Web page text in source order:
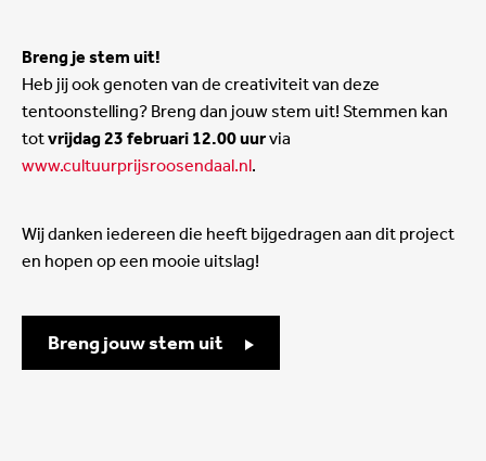
Breng je stem uit!
Heb jij ook genoten van de creativiteit van deze
tentoonstelling? Breng dan jouw stem uit! Stemmen kan
totvrijdag 23 februari 12.00 uurvia
www.cultuurprijsroosendaal.nl.
Wij danken iedereen die heeft bijgedragen aan dit project
en hopen op een mooie uitslag!
Breng jouw stem uit